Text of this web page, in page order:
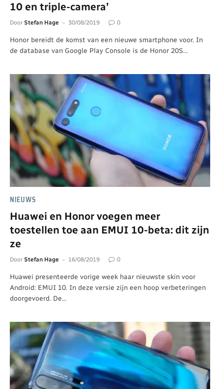
10 en triple-camera’
Door Stefan Hage 30/08/2019 0
Honor bereidt de komst van een nieuwe smartphone voor. In
de database van Google Play Console is de Honor 20S…
NIEUWS
Huawei en Honor voegen meer
toestellen toe aan EMUI 10-beta: dit zijn
ze
Door Stefan Hage 16/08/2019 0
Huawei presenteerde vorige week haar nieuwste skin voor
Android: EMUI 10. In deze versie zijn een hoop verbeteringen
doorgevoerd. De…